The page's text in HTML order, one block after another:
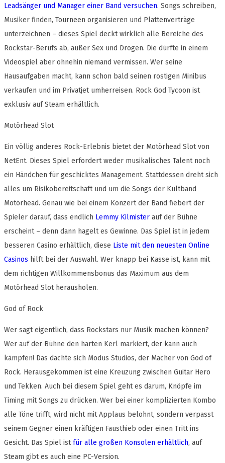
Leadsänger und Manager einer Band versuchen. Songs schreiben,
Musiker finden, Tourneen organisieren und Plattenverträge
unterzeichnen – dieses Spiel deckt wirklich alle Bereiche des
Rockstar-Berufs ab, außer Sex und Drogen. Die dürfte in einem
Videospiel aber ohnehin niemand vermissen. Wer seine
Hausaufgaben macht, kann schon bald seinen rostigen Minibus
verkaufen und im Privatjet umherreisen. Rock God Tycoon ist
exklusiv auf Steam erhältlich.
Motörhead Slot
Ein völlig anderes Rock-Erlebnis bietet der Motörhead Slot von
NetEnt. Dieses Spiel erfordert weder musikalisches Talent noch
ein Händchen für geschicktes Management. Stattdessen dreht sich
alles um Risikobereitschaft und um die Songs der Kultband
Motörhead. Genau wie bei einem Konzert der Band fiebert der
Spieler darauf, dass endlich Lemmy Kilmister auf der Bühne
erscheint – denn dann hagelt es Gewinne. Das Spiel ist in jedem
besseren Casino erhältlich, diese Liste mit den neuesten Online
Casinos hilft bei der Auswahl. Wer knapp bei Kasse ist, kann mit
dem richtigen Willkommensbonus das Maximum aus dem
Motörhead Slot herausholen.
God of Rock
Wer sagt eigentlich, dass Rockstars nur Musik machen können?
Wer auf der Bühne den harten Kerl markiert, der kann auch
kämpfen! Das dachte sich Modus Studios, der Macher von God of
Rock. Herausgekommen ist eine Kreuzung zwischen Guitar Hero
und Tekken. Auch bei diesem Spiel geht es darum, Knöpfe im
Timing mit Songs zu drücken. Wer bei einer komplizierten Kombo
alle Töne trifft, wird nicht mit Applaus belohnt, sondern verpasst
seinem Gegner einen kräftigen Fausthieb oder einen Tritt ins
Gesicht. Das Spiel istfür alle großen Konsolen erhältlich, auf
Steam gibt es auch eine PC-Version.